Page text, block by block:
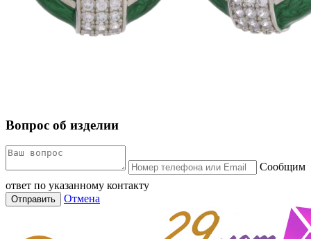
Вопрос об изделии
Сообщим
ответ по указанному контакту
Отправить Отмена